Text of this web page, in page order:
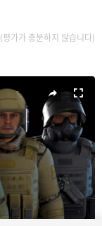
(평가가 충분하지 않습니다)